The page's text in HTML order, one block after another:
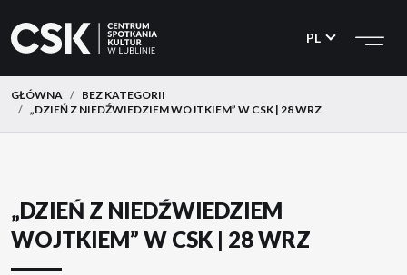
CSK
do
menu
do
treści
PL
GŁÓWNA
BEZ KATEGORII
„DZIEŃ Z NIEDŹWIEDZIEM WOJTKIEM” W CSK | 28 WRZ
„DZIEŃ Z NIEDŹWIEDZIEM
WOJTKIEM” W CSK | 28 WRZ